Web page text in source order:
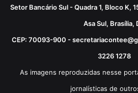
Setor Bancário Sul - Quadra 1, Bloco K,
Asa Sul, Brasília,
CEP: 70093-900 -
3226 1278
As imagens reproduzidas nesse
jornalísticas de